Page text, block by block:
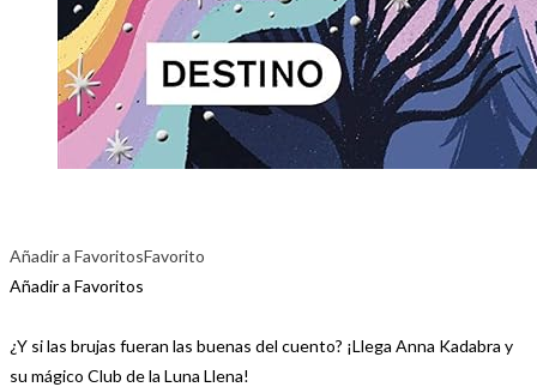
Añadir a FavoritosFavorito
Añadir a Favoritos
¿Y si las brujas fueran las buenas del cuento? ¡Llega Anna Kadabra y
su mágico Club de la Luna Llena!